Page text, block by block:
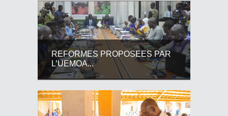
REFORMES PROPOSEES PAR
L’UEMOA...